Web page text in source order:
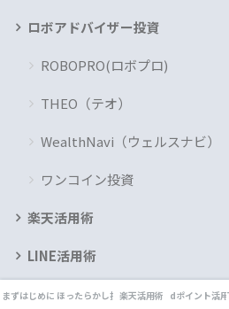
ロボアドバイザー投資
ROBOPRO(ロボプロ)
THEO（テオ）
WealthNavi（ウェルスナビ）
ワンコイン投資
楽天活用術
LINE活用術
Pontaポイント活用術
まずはじめに ほったらかし投資楽天活用術 dポイント活